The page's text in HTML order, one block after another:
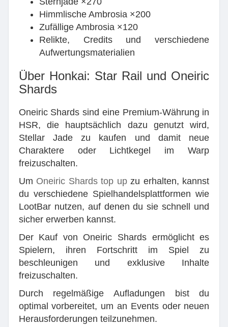
Himmlische Ambrosia ×200
Zufällige Ambrosia ×120
Relikte, Credits und verschiedene
Aufwertungsmaterialien
Über Honkai: Star Rail und Oneiric
Shards
Oneiric Shards sind eine Premium-Währung in
HSR, die hauptsächlich dazu genutzt wird,
Stellar Jade zu kaufen und damit neue
Charaktere oder Lichtkegel im Warp
freizuschalten.
Um Oneiric Shards top upzu erhalten, kannst
du verschiedene Spielhandelsplattformen wie
LootBar nutzen, auf denen du sie schnell und
sicher erwerben kannst.
Der Kauf von Oneiric Shards ermöglicht es
Spielern, ihren Fortschritt im Spiel zu
beschleunigen und exklusive Inhalte
freizuschalten.
Durch regelmäßige Aufladungen bist du
optimal vorbereitet, um an Events oder neuen
Herausforderungen teilzunehmen.